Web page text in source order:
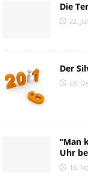
Die
22.
Der
28.
“Man
Uhr
16.